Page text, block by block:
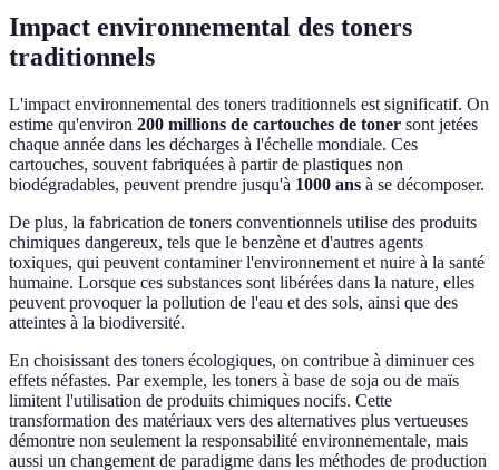
Impact environnemental des toners
traditionnels
L'impact environnemental des toners traditionnels est significatif. On
estime qu'environ 200 millions de cartouches de toner sont jetées
chaque année dans les décharges à l'échelle mondiale. Ces
cartouches, souvent fabriquées à partir de plastiques non
biodégradables, peuvent prendre jusqu'à 1000 ans à se décomposer.
De plus, la fabrication de toners conventionnels utilise des produits
chimiques dangereux, tels que le benzène et d'autres agents
toxiques, qui peuvent contaminer l'environnement et nuire à la santé
humaine. Lorsque ces substances sont libérées dans la nature, elles
peuvent provoquer la pollution de l'eau et des sols, ainsi que des
atteintes à la biodiversité.
En choisissant des toners écologiques, on contribue à diminuer ces
effets néfastes. Par exemple, les toners à base de soja ou de maïs
limitent l'utilisation de produits chimiques nocifs. Cette
transformation des matériaux vers des alternatives plus vertueuses
démontre non seulement la responsabilité environnementale, mais
aussi un changement de paradigme dans les méthodes de production